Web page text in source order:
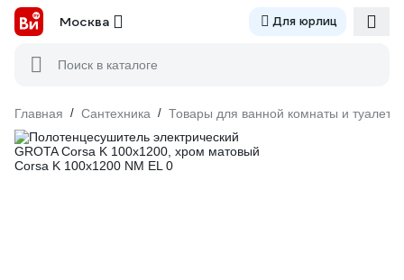
Москва Для юрлиц
Поиск в каталоге
Главная / Сантехника / Товары для ванной комнаты и туалета